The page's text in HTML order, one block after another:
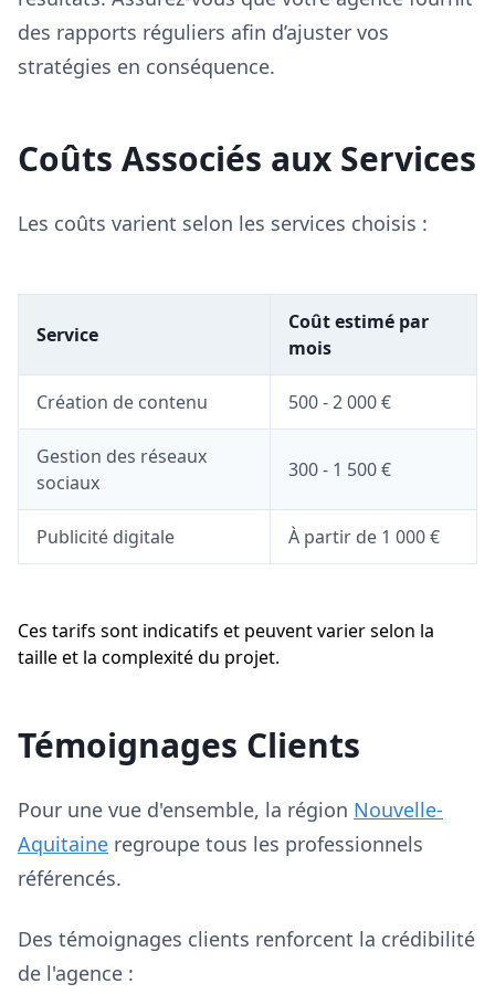
des rapports réguliers afin d’ajuster vos
stratégies en conséquence.
Coûts Associés aux Services
Les coûts varient selon les services choisis :
Service
Coût estimé par
mois
Création de contenu 500 - 2 000 €
Gestion des réseaux
sociaux
300 - 1 500 €
Publicité digitale À partir de 1 000 €
Ces tarifs sont indicatifs et peuvent varier selon la
taille et la complexité du projet.
Témoignages Clients
Pour une vue d'ensemble, la région Nouvelle-
Aquitaine regroupe tous les professionnels
référencés.
Des témoignages clients renforcent la crédibilité
de l'agence :